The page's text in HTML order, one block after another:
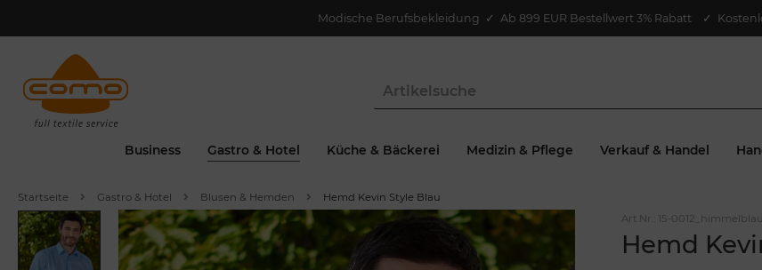
Modische Berufsbekleidung ✓ Ab 899 EUR Bestellwert 3% Rabatt ✓
Business Gastro & Hotel Küche & Bäckerei Medizin & Pflege Verkauf & Handel
Startseite Gastro & Hotel Blusen & Hemden Hemd Kevin Style Blau
Art.Nr.: 15-0012_himmelblau
Hemd